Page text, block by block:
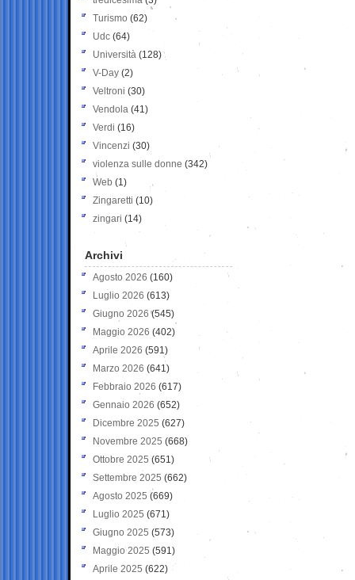
Turismo (62)
Udc (64)
Università (128)
V-Day (2)
Veltroni (30)
Vendola (41)
Verdi (16)
Vincenzi (30)
violenza sulle donne (342)
Web (1)
Zingaretti (10)
zingari (14)
Archivi
Agosto 2026 (160)
Luglio 2026 (613)
Giugno 2026 (545)
Maggio 2026 (402)
Aprile 2026 (591)
Marzo 2026 (641)
Febbraio 2026 (617)
Gennaio 2026 (652)
Dicembre 2025 (627)
Novembre 2025 (668)
Ottobre 2025 (651)
Settembre 2025 (662)
Agosto 2025 (669)
Luglio 2025 (671)
Giugno 2025 (573)
Maggio 2025 (591)
Aprile 2025 (622)